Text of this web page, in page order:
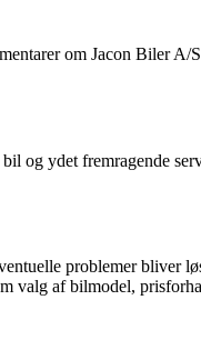
om Jacon Biler
og ydet fremragende
problemer bliver
valg af bilmodel,